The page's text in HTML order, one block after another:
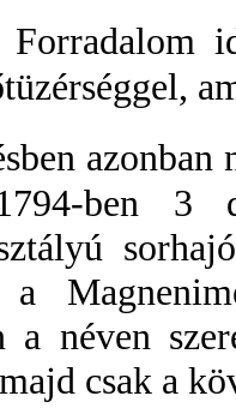
1794-ben
a néven
csak a